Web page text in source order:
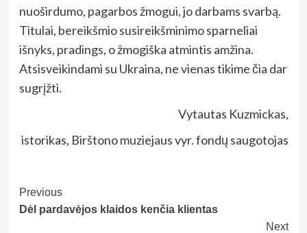
nuoširdumo, pagarbos žmogui, jo darbams svarbą.
Titulai, bereikšmio susireikšminimo sparneliai
išnyks, pradings, o žmogiška atmintis amžina.
Atsisveikindami su Ukraina, ne vienas tikime čia dar
sugrįžti.
Vytautas Kuzmickas,
istorikas, Birštono muziejaus vyr. fondų saugotojas
Post
Navigation
Previous
Dėl pardavėjos klaidos kenčia klientas
Next